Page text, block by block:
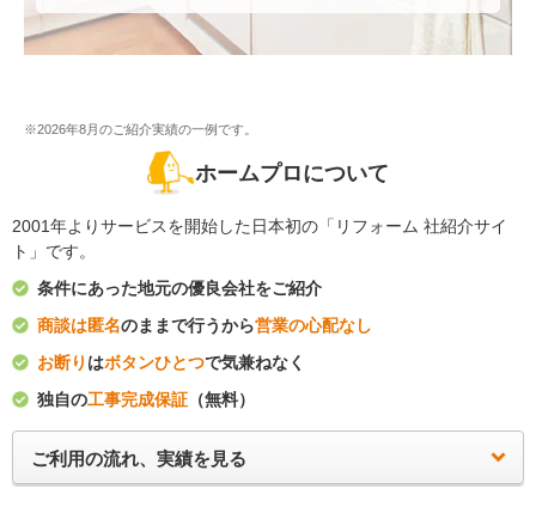
※2026年8月のご紹介実績の一例です。
ホームプロについて
2001年よりサービスを開始した日本初の「リフォーム 社紹介サイ
ト」です。
条件にあった地元の優良会社をご紹介
商談は匿名のままで行うから営業の心配なし
お断り はボタンひとつで気兼ねなく
独自の工事完成保証 （無料）
ご利用の流れ、実績を見る